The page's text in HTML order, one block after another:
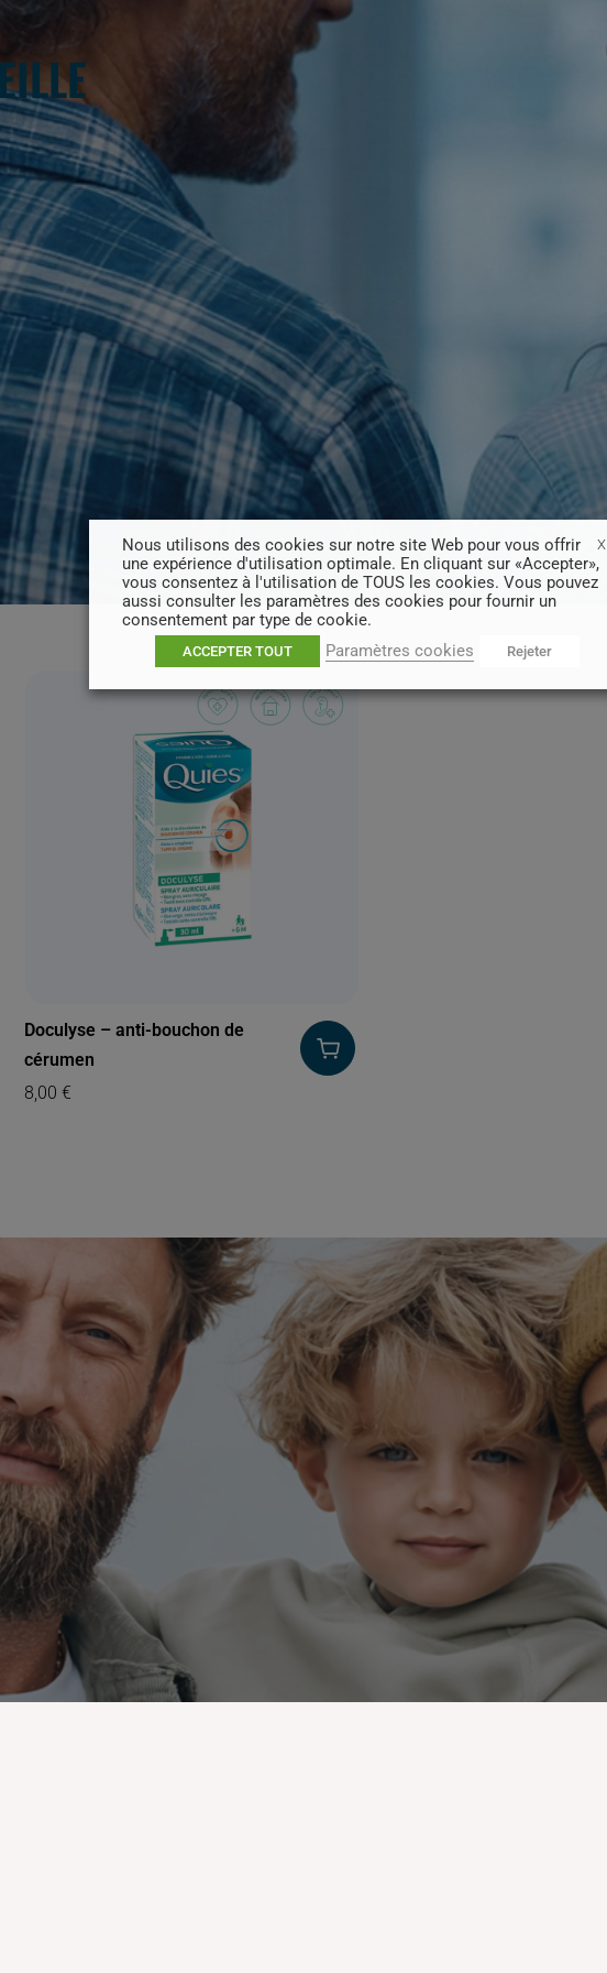
Doculyse – anti-bouchon de
cérumen
8,00 €
X
Nous utilisons des cookies sur notre site Web pour vous offrir
une expérience d'utilisation optimale. En cliquant sur «Accepter»,
vous consentez à l'utilisation de TOUS les cookies. Vous pouvez
aussi consulter les paramètres des cookies pour fournir un
consentement par type de cookie.
ACCEPTER TOUT Paramètres cookies Rejeter